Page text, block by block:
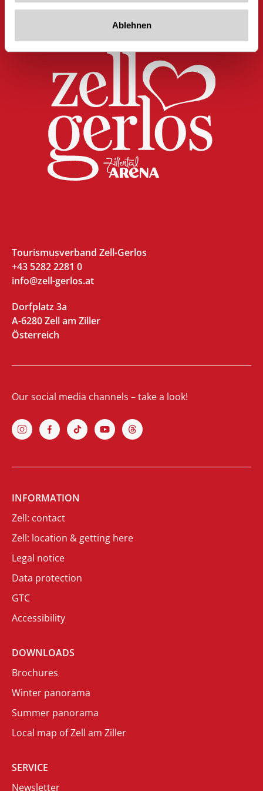
Ablehnen
Tourismusverband Zell-Gerlos
+43 5282 2281 0
info@zell-gerlos.at
Dorfplatz 3a
A-6280 Zell am Ziller
Österreich
Our social media channels – take a look!
INFORMATION
Zell: contact
Zell: location & getting here
Legal notice
Data protection
GTC
Accessibility
DOWNLOADS
Brochures
Winter panorama
Summer panorama
Local map of Zell am Ziller
SERVICE
Newsletter